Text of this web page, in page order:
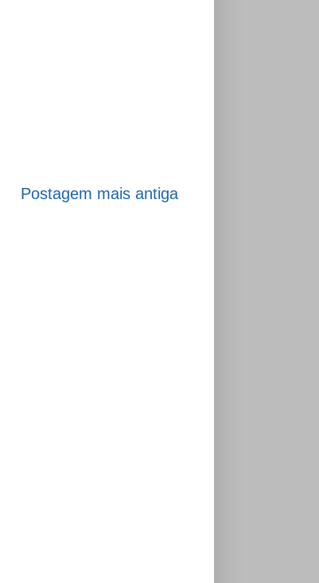
Postagem mais antiga